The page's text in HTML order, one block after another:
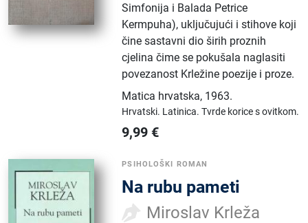
Simfonija i Balada Petrice
Kermpuha), uključujući i stihove koji
čine sastavni dio širih proznih
cjelina čime se pokušala naglasiti
povezanost Krležine poezije i proze.
Matica hrvatska, 1963.
Hrvatski. Latinica.Tvrde korice s ovitkom.
9,99 €
PSIHOLOŠKI ROMAN
Na rubu pameti
Miroslav Krleža